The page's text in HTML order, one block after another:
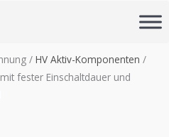
/ HV Aktiv-Komponenten /
fester Einschaltdauer und